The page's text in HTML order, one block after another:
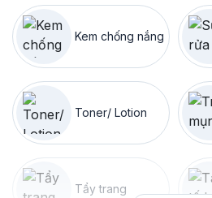
Kem chống nắng
Toner/ Lotion
Tẩy trang